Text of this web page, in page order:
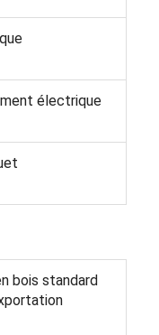
tomate
électrique
bois standard